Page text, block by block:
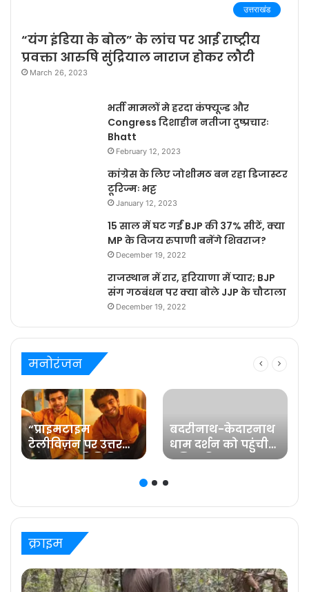
उत्तराखंड
“यंग इंडिया के बोल” के लांच पर आई राष्ट्रीय
प्रवक्ता आरुषि सुंद्रियाल नाराज होकर लौटी
March 26, 2023
भर्ती मामलों मे हरदा कंफ्यूज्ड और
Congress दिशाहीन नतीजा दुष्प्रचारः
Bhatt
February 12, 2023
कांग्रेस के लिए जोशीमठ बन रहा डिजास्टर
टूरिज्मः भट्ट
January 12, 2023
15 साल में घट गईं BJP की 37% सीटें, क्या
MP के विजय रुपाणी बनेंगे शिवराज?
December 19, 2022
राजस्थान में रार, हरियाणा में प्यार; BJP
संग गठबंधन पर क्या बोले JJP के चौटाला
December 19, 2022
मनोरंजन
“प्राइमटाइम
टेलीविज़न पर उत्तर
प्रदेश का प्रतिनिधित्व
प्रविष्ट मिश्रा, कलर्स के
‘बरेली के बच्चन’ में
बदरीनाथ-केदारनाथ
धाम दर्शन को पहुंची
प्रसिद्ध फिल्म
क्राइम